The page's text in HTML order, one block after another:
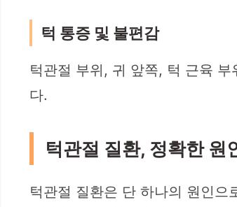
턱 통증 및 불편감
턱관절 부위, 귀 앞쪽, 턱 근육
다.
턱관절 질환, 정확한 원
턱관절 질환은 단 하나의 원인